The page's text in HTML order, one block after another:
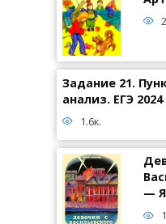
Задание 21.
анализ. ЕГЭ
1.6к.
—